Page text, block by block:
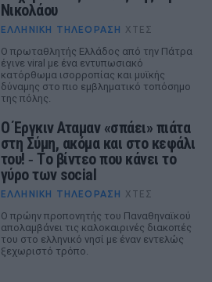
Νικολάου
ΕΛΛΗΝΙΚΉ ΤΗΛΕΌΡΑΣΗ ΧΤΕΣ
Ο πρωταθλητής Ελλάδος από την Πάτρα
έγινε viral με ένα εντυπωσιακό
κατόρθωμα ισορροπίας και μυϊκής
δύναμης στο πιο εμβληματικό τοπόσημο
της πόλης.
Ο Έργκιν Αταμαν «σπάει» πιάτα
στη Σύμη, ακόμα και στο κεφάλι
του! ‑ Tο βίντεο που κάνει το
γύρο των social
ΕΛΛΗΝΙΚΉ ΤΗΛΕΌΡΑΣΗ ΧΤΕΣ
Ο πρώην προπονητής του Παναθηναϊκού
απολαμβάνει τις καλοκαιρινές διακοπές
του στο ελληνικό νησί με έναν εντελώς
ξεχωριστό τρόπο.